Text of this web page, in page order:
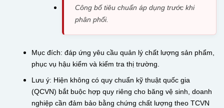
Công bố tiêu chuẩn áp dụng trước khi
phân phối.
Mục đích: đáp ứng yêu cầu quản lý chất lượng sản phẩm,
phục vụ hậu kiểm và kiểm tra thị trường.
Lưu ý: Hiện không có quy chuẩn kỹ thuật quốc gia
(QCVN) bắt buộc hợp quy riêng cho băng vệ sinh, doanh
nghiệp cần đảm bảo bằng chứng chất lượng theo TCVN